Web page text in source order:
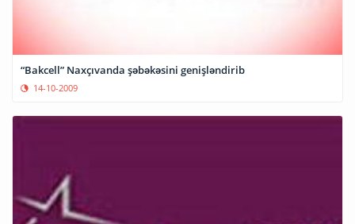
“Bakcell” Naxçıvanda şəbəkəsini genişləndirib
14-10-2009